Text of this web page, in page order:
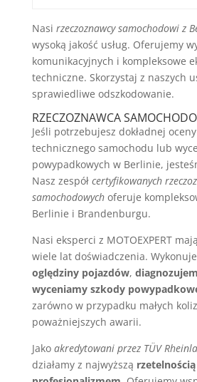
Nasi rzeczoznawcy samochodowi z
wysoką jakość usług. Oferujemy
komunikacyjnych i kompleksowe
techniczne. Skorzystaj z naszych
sprawiedliwe odszkodowanie.
RZECZOZNAWCA
Jeśli potrzebujesz dokładnej
technicznego samochodu lub
powypadkowych w Berlinie,
Nasz zespół certyfikowanych
samochodowychoferuje
Berlinie i Brandenburgu.
Nasi eksperci z MOTOEXPERT
wiele lat doświadczenia.
oględziny pojazdów,
wyceniamy szkody
zarówno w przypadku małych
poważniejszych awarii.
Jako akredytowani przez TÜV
działamy z najwyższą